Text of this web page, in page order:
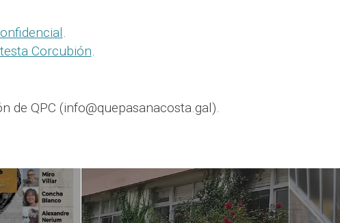
.
Corcubión.
de QPC (info@quepasanacosta.gal).